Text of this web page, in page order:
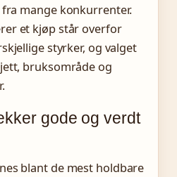
mange konkurrenter.
et kjøp står overfor
styrker, og valget
bruksområde og
gode og verdt
blant de mest holdbare